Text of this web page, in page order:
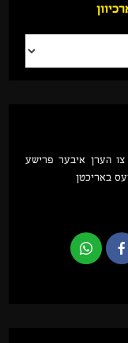
צו הערן איבער פרישע
באריכטן